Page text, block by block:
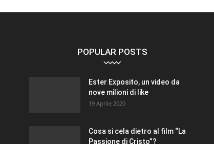
POPULAR POSTS
Ester Exposito, un video da
nove milioni di like
19 Aprile 2020
Cosa si cela dietro al film “La
Passione di Cristo”?